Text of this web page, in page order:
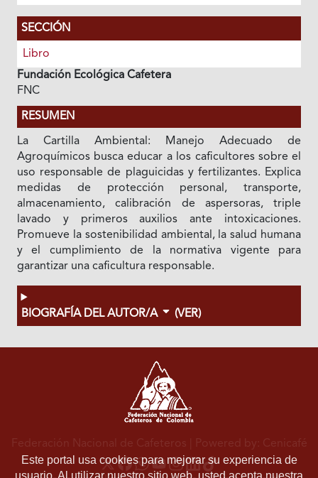
SECCIÓN
Libro
Fundación Ecológica Cafetera
FNC
RESUMEN
La Cartilla Ambiental: Manejo Adecuado de
Agroquímicos busca educar a los caficultores sobre el
uso responsable de plaguicidas y fertilizantes. Explica
medidas de protección personal, transporte,
almacenamiento, calibración de aspersoras, triple
lavado y primeros auxilios ante intoxicaciones.
Promueve la sostenibilidad ambiental, la salud humana
y el cumplimiento de la normativa vigente para
garantizar una caficultura responsable.
BIOGRAFÍA DEL AUTOR/A (VER)
Este portal usa cookies para mejorar su experiencia de
usuario. Al utilizar nuestro sitio web, usted acepta nuestra
Federación Nacional de Cafeteros | Powered by: Cenicafé